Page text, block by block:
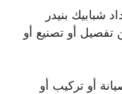
شبابيك بنيدر
أو تصنيع أو
أو تركيب أو